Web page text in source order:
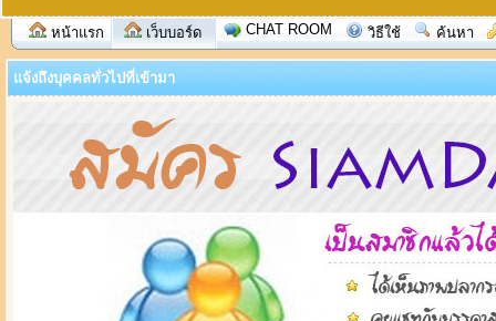
หน้าแรก เว็บบอร์ด CHAT ROOM วิธีใช้ ค้นหา
แจ้งถึงบุคคลทั่วไปที่เข้ามา